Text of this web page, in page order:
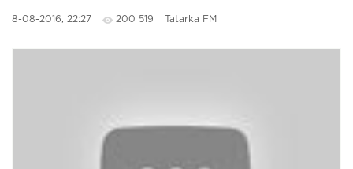
8-08-2016, 22:27 200 519 Tatarka FM